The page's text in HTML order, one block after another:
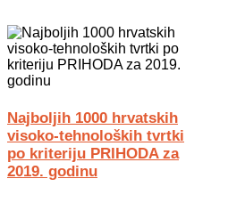
Najboljih 1000 hrvatskih
visoko-tehnoloških tvrtki
po kriteriju PRIHODA za
2019. godinu